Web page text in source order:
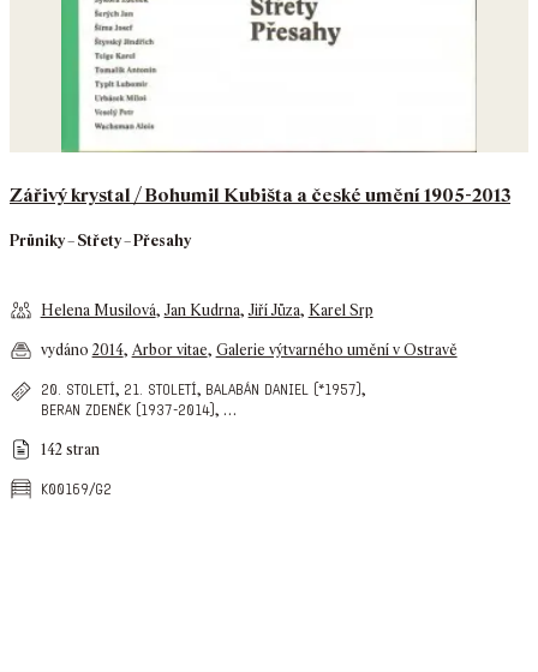
Zářivý krystal / Bohumil Kubišta a české umění 1905-2013
Průniky – Střety – Přesahy
Helena Musilová,Jan Kudrna,Jiří Jůza, Karel Srp
vydáno 2014, Arbor vitae, Galerie výtvarného umění v Ostravě
20. století, 21. století, balabán daniel (*1957),
beran zdeněk (1937-2014), …
142 stran
k00169/g2